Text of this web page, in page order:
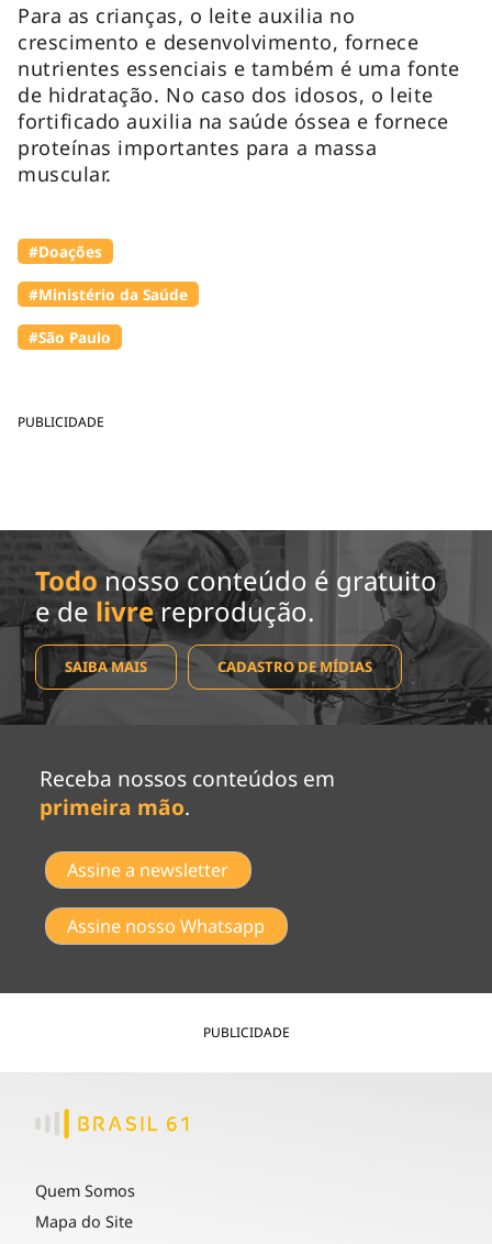
PUBLICIDADE
Para as crianças, o leite auxilia no
crescimento e desenvolvimento, fornece
nutrientes essenciais e também é uma fonte
de hidratação. No caso dos idosos, o leite
fortificado auxilia na saúde óssea e fornece
proteínas importantes para a massa
muscular.
#Doações
#Ministério da Saúde
#São Paulo
Todo nosso conteúdo é gratuito
e de livrereprodução.
SAIBA MAIS CADASTRO DE MÍDIAS
Receba nossos conteúdos em
primeira mão.
Assine a newsletter
Assine nosso Whatsapp
PUBLICIDADE
Quem Somos
Mapa do Site